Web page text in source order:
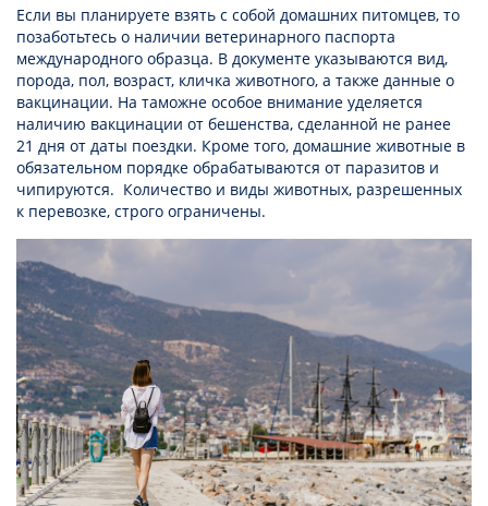
Если вы планируете взять с собой домашних питомцев, то
позаботьтесь о наличии ветеринарного паспорта
международного образца. В документе указываются вид,
порода, пол, возраст, кличка животного, а также данные о
вакцинации. На таможне особое внимание уделяется
наличию вакцинации от бешенства, сделанной не ранее
21 дня от даты поездки. Кроме того, домашние животные в
обязательном порядке обрабатываются от паразитов и
чипируются. Количество и виды животных, разрешенных
к перевозке, строго ограничены.